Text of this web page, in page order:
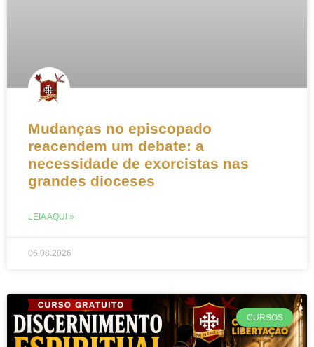
Mudanças no episcopado
reacendem um debate: a
necessidade de exorcistas nas
grandes dioceses
LEIA AQUI »
06.08.2026
CURSOS